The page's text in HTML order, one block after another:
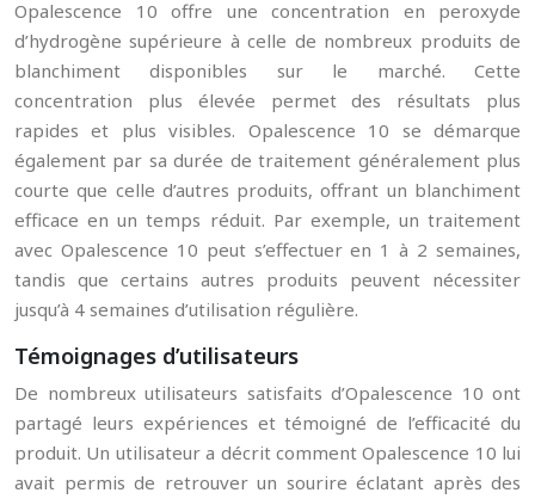
Opalescence 10 offre une concentration en peroxyde
d’hydrogène supérieure à celle de nombreux produits de
blanchiment disponibles sur le marché. Cette
concentration plus élevée permet des résultats plus
rapides et plus visibles. Opalescence 10 se démarque
également par sa durée de traitement généralement plus
courte que celle d’autres produits, offrant un blanchiment
efficace en un temps réduit. Par exemple, un traitement
avec Opalescence 10 peut s’effectuer en 1 à 2 semaines,
tandis que certains autres produits peuvent nécessiter
jusqu’à 4 semaines d’utilisation régulière.
Témoignages d’utilisateurs
De nombreux utilisateurs satisfaits d’Opalescence 10 ont
partagé leurs expériences et témoigné de l’efficacité du
produit. Un utilisateur a décrit comment Opalescence 10 lui
avait permis de retrouver un sourire éclatant après des